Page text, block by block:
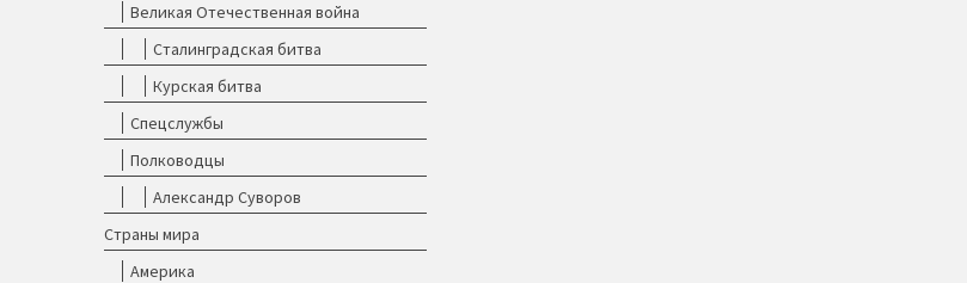
Великая Отечественная война
Сталинградская битва
Курская битва
Спецслужбы
Полководцы
Александр Суворов
Страны мира
Америка